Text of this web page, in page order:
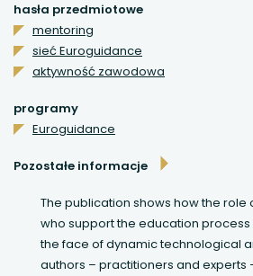
uwaga, link
uwaga, link
hasła przedmiotowe
mentoring
sieć Euroguidance
aktywność zawodowa
programy
Euroguidance
Pozostałe informacje
The publication shows how the role
who support the education
the face of dynamic technological
authors – practitioners and experts